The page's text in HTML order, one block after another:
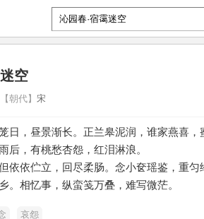
空
【朝代】 宋
日，昼景渐长。正兰皋泥润，谁家燕喜
后，有桃愁杏怨，红泪淋浪。
依依伫立，回尽柔肠。念小奁瑶鉴，重
。相忆事，纵蛮笺万叠，难写微茫。
哀怨